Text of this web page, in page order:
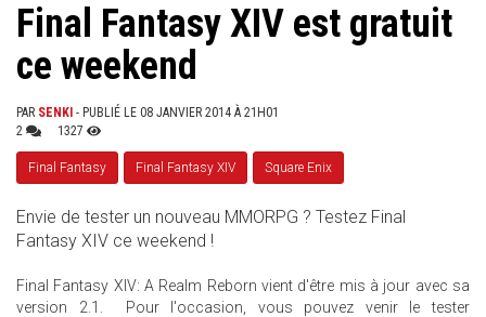
Final Fantasy XIV est gratuit
ce weekend
PAR SENKI - PUBLIÉ LE 08 JANVIER 2014 À 21H01
2
1327
Final Fantasy Final Fantasy XIV Square Enix
Envie de tester un nouveau MMORPG ? Testez Final
Fantasy XIV ce weekend !
Final Fantasy XIV: A Realm Reborn vient d'être mis à jour avec sa
version 2.1. Pour l'occasion, vous pouvez venir le tester